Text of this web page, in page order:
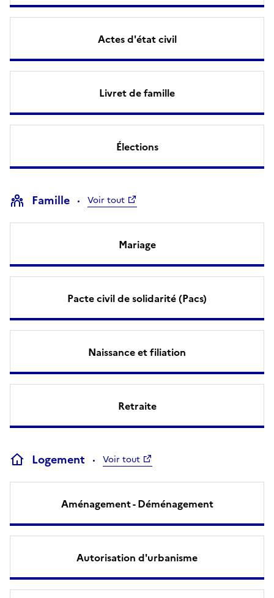
Actes d'état civil
Livret de famille
Élections
Famille Voir tout
Mariage
Pacte civil de solidarité (Pacs)
Naissance et filiation
Retraite
Logement Voir tout
Aménagement - Déménagement
Autorisation d'urbanisme